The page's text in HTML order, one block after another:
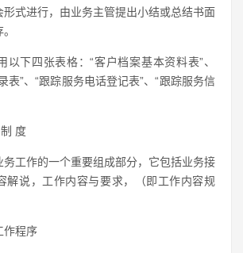
形式进行，由业务主管提出小结或总结书面
以下四张表格：“客户档案基本资料表”、
表”、“跟踪服务电话登记表”、“跟踪服务信
度
务工作的一个重要组成部分，它包括业务接
解说，工作内容与要求，（即工作内容规
作程序